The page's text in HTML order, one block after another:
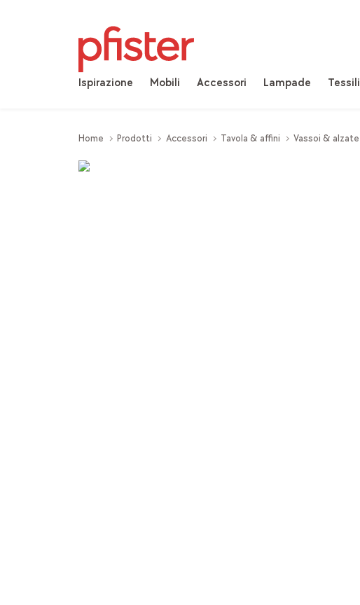
Ispirazione Mobili Accessori Lampade Tessili
Home Prodotti Accessori Tavola & affini Vassoi & alzate